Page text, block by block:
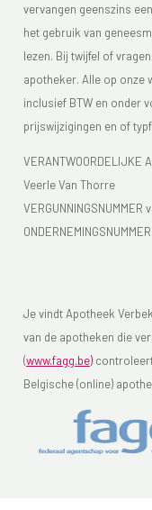
vervangen geenszins
het gebruik van
lezen. Bij twijfel of
apotheker. Alle op onze
inclusief BTW en onder
prijswijzigingen en of
VERANTWOORDELIJKE
Veerle Van Thorre
ONDERNEMINGSNUMMER:
Je vindt Apotheek
van de apotheken die
(www.fagg.be)
Belgische (online)